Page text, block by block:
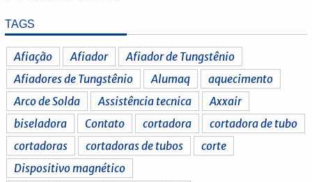
TAGS
Afiação Afiador
Afiador de Tungstênio
Afiadores de Tungstênio
Alumaq
aquecimento
Arco de Solda
Assistência tecnica
Axxair
biseladora
Contato cortadora
cortadora de tubo
cortadoras
cortadoras de tubos
corte
Dispositivo magnético